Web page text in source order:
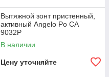
Вытяжной зонт пристенный,
активный Angelo Po CA
9032P
В наличии
Цену уточняйте